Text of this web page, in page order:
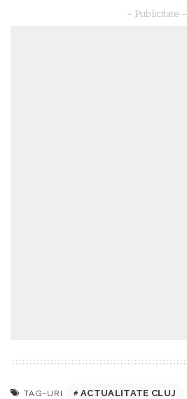
– Publicitate –
TAG-URI ACTUALITATE CLUJ